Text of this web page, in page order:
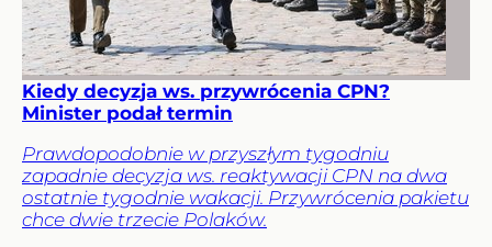
Kiedy decyzja ws. przywrócenia CPN?
Minister podał termin
Prawdopodobnie w przyszłym tygodniu
zapadnie decyzja ws. reaktywacji CPN na dwa
ostatnie tygodnie wakacji. Przywrócenia pakietu
chce dwie trzecie Polaków.